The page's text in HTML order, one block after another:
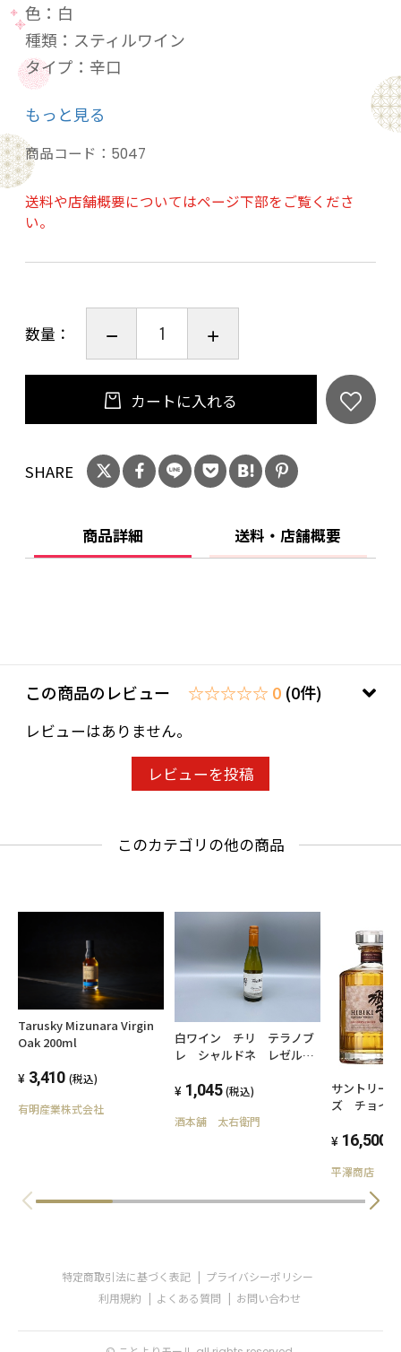
色：白
種類：スティルワイン
タイプ：辛口
国：イタリア
原産地呼称等：ヴァッレ・ダオスタ
コルクタイプ：コルク
アルコール度数：12度
品種：プティ・アルヴィン100%
の白ワイン
ヴァッレ・ダオスタ州はイタリアで最もワイン
生産量が少ない州ですが、個性的で高水準なワ
インを造っています。
は外すことのできない１本です。
インは、アルプスのワインらしく心地よい酸と
透き通るミネラルを感じます。
フルーツの風味があり、透明感ある心地よい酸
とミネラルに溢れた味わいです。
店は20歳未満の方への酒類の販売はいたしてお
わせ欄」に、生年月日を必ず入力してくださ
ことよりモール会員で生年月日登録済みの方
は、お問い合わせ欄への入力は不要です。
もっと見る
商品コード： 5047
送料や店舗概要についてはページ下部をご覧くださ
い。
数量：
カートに入れる
SHARE
商品詳細 送料・店舗概要
この商品のレビュー ☆☆☆☆☆ 0 (0件)
レビューはありません。
レビューを投稿
このカテゴリの他の商品
Tarusky Mizunara Virgin
Oak 200ml
3,410 (税込)
有明産業株式会社
白ワイン チリ テラノブ
レ シャルドネ レゼル
375ml 13.5度
1,045 (税込)
酒本舗 太右衛門
サントリー 響 ブレンダー
ズ チョイス 43度
16,500
平澤商店
特定商取引法に基づく表記
プライバシーポリシー
利用規約
よくある質問 お問い合わせ